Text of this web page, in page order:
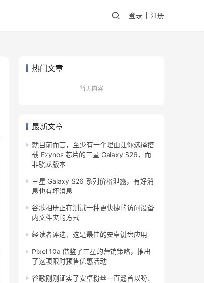
登录 注册
热门文章
暂无内容
最新文章
就目前而言，至少有一个理由让你选择搭
载 Exynos 芯片的三星 Galaxy S26，而
非骁龙版本
三星 Galaxy S26 系列价格泄露，有好消
息也有坏消息
谷歌相册正在测试一种更快捷的访问设备
内文件夹的方式
经读者评选，这是最佳的安卓键盘应用
Pixel 10a 借鉴了三星的营销策略，推出
了这项限时预售优惠活动
谷歌刚刚证实了安卓粉丝一直翘首以盼、